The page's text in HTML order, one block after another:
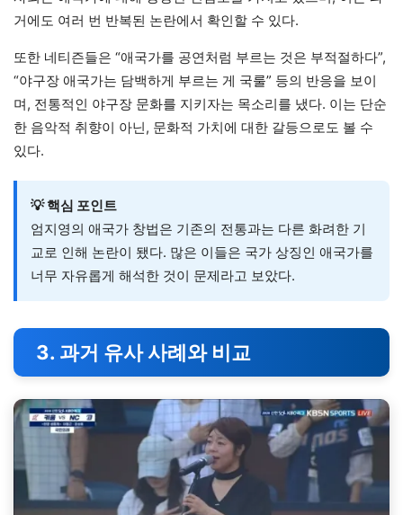
거에도 여러 번 반복된 논란에서 확인할 수 있다.
또한 네티즌들은 “애국가를 공연처럼 부르는 것은 부적절하다”,
“야구장 애국가는 담백하게 부르는 게 국룰” 등의 반응을 보이
며, 전통적인 야구장 문화를 지키자는 목소리를 냈다. 이는 단순
한 음악적 취향이 아닌, 문화적 가치에 대한 갈등으로도 볼 수
있다.
💡 핵심 포인트
엄지영의 애국가 창법은 기존의 전통과는 다른 화려한 기
교로 인해 논란이 됐다. 많은 이들은 국가 상징인 애국가를
너무 자유롭게 해석한 것이 문제라고 보았다.
3. 과거 유사 사례와 비교